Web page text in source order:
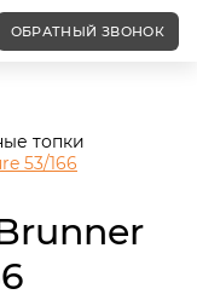
follow"/>
ОБРАТНЫЙ ЗВОНОК
топки
53/166